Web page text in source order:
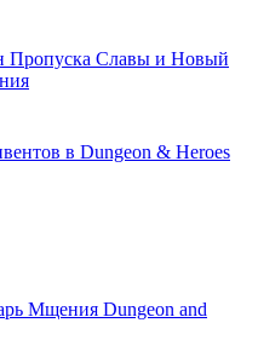
Пропуска Славы и Новый
в Dungeon & Heroes